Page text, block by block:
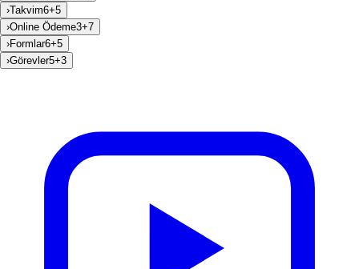
›Takvim6+5
›Online Ödeme3+7
›Formlar6+5
›Görevler5+3